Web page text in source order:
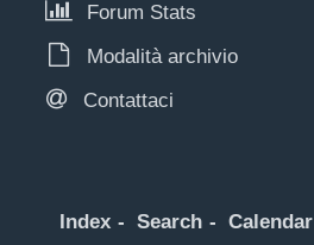
Forum Stats
Modalità archivio
Contattaci
Index Search Calendar